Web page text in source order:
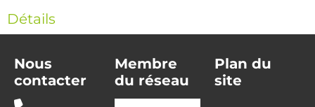
Détails
Nous
contacter
Membre
du réseau
Plan du
site